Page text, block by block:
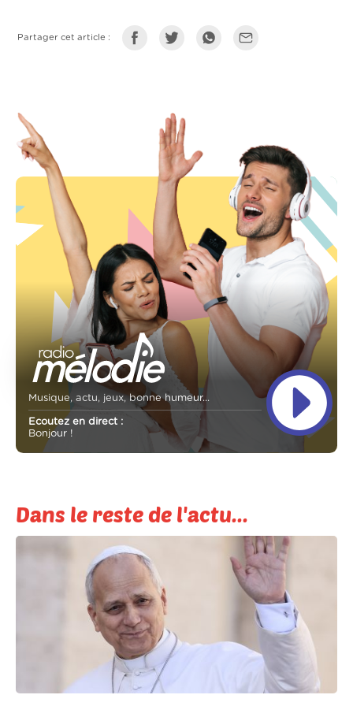
Partager cet article :
Musique, actu, jeux, bonne humeur...
Ecoutez en direct :
Bonjour !
Dans le reste de l'actu...